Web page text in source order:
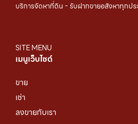
บริการจัดหาที่ดิน - รับฝากขายอสังหาทุกปร
SITE MENU
เมนูเว็บไซต์
ขาย
เช่า
ลงขายกับเรา